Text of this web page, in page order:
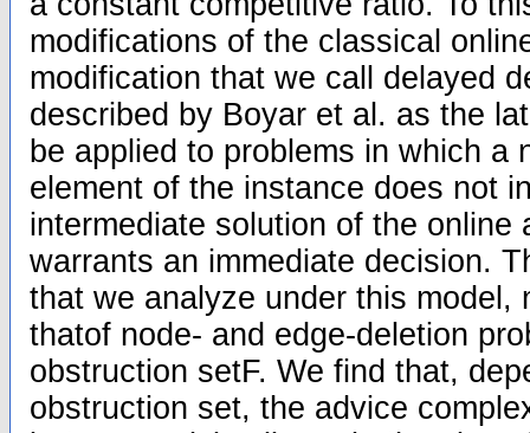
modifications of the classical
modification that we call delayed
described by Boyar et al. as the
be applied to problems in which a
element of the instance does not
intermediate solution of the online
warrants an immediate decision.
that we analyze under this model,
thatof node- and edge-deletion
obstruction setF. We find that,
obstruction set, the advice